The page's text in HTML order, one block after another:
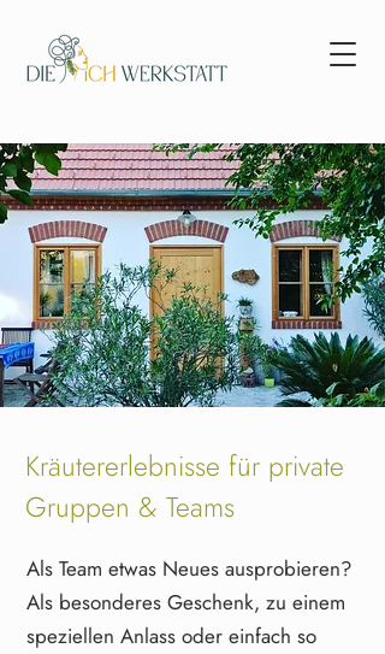
Kräutererlebnisse für private
Gruppen & Teams
Als Team etwas Neues ausprobieren?
Als besonderes Geschenk, zu einem
speziellen Anlass oder einfach so